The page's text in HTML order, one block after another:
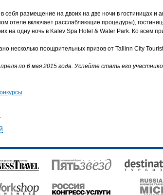
себя размещение на двоих на две ночи в гостиницах и
отеле включает расслабляющие процедуры),
на одну ночь в Kalev Spa Hotel & Water Park. Ко всем
несколько поощрительных призов от Tallinn City
по 6 мая 2015 года. Успейте стать его